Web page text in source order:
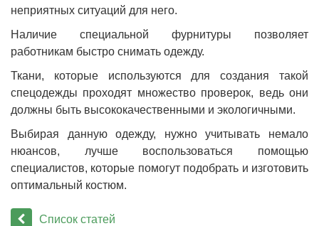
неприятных ситуаций для него.
Наличие специальной фурнитуры позволяет
работникам быстро снимать одежду.
Ткани, которые используются для создания такой
спецодежды проходят множество проверок, ведь они
должны быть высококачественными и экологичными.
Выбирая данную одежду, нужно учитывать немало
нюансов, лучше воспользоваться помощью
специалистов, которые помогут подобрать и изготовить
оптимальный костюм.
Список статей